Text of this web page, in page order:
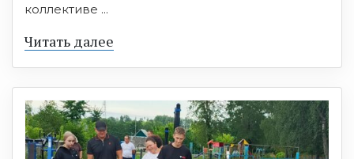
коллективе ...
Читать далее